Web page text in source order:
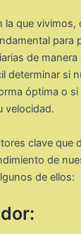
la que
para
de
determinar si
óptima o si
velocidad.
clave que
de
de ellos: